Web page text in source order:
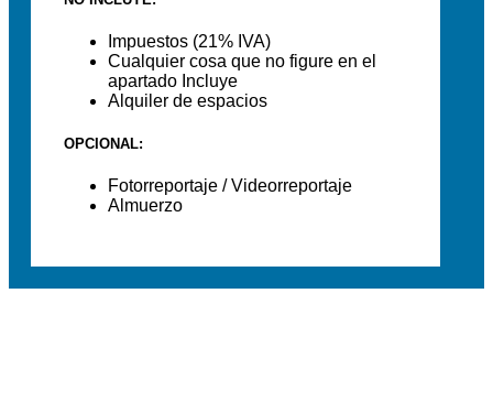
Impuestos (21% IVA)
Cualquier cosa que no figure en el
apartado Incluye
Alquiler de espacios
OPCIONAL:
Fotorreportaje / Videorreportaje
Almuerzo